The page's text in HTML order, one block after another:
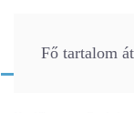
Fő tartalom